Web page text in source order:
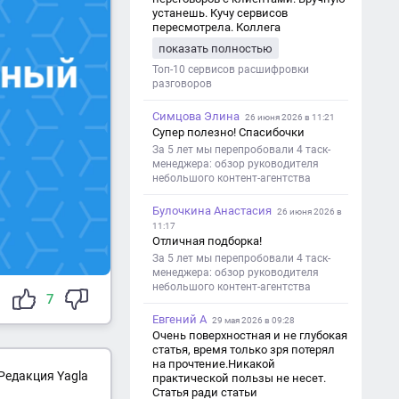
7
Yagla
устанешь. Кучу сервисов
пересмотрела. Коллега
хорошо переводит. Мало
редактировать по итогу. Советую.
показать полностью
Топ-10 сервисов расшифровки
разговоров
Симцова Элина 26 июня 2026 в 11:21
Супер полезно! Спасибочки
За 5 лет мы перепробовали 4 таск-
менеджера: обзор руководителя
небольшого контент-агентства
Булочкина Анастасия
26 июня 2026 в
11:17
Отличная подборка!
За 5 лет мы перепробовали 4 таск-
менеджера: обзор руководителя
небольшого контент-агентства
Евгений А 29 мая 2026 в 09:28
Очень поверхностная и не глубокая
статья, время только зря потерял
на прочтение.Никакой
практической пользы не несет.
Статья ради статьи